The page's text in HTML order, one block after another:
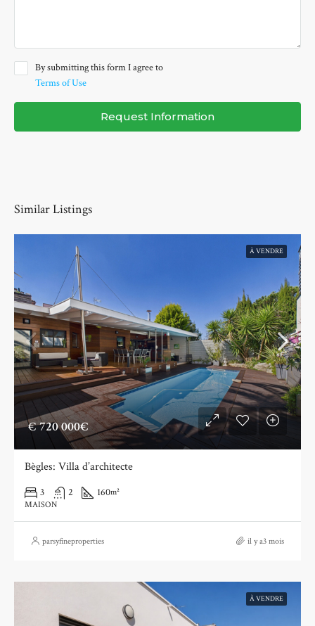
By submitting this form I agree to
Terms of Use
Request Information
Similar Listings
À VENDRE
€720 000€
Bègles: Villa d’architecte
3 2 160m²
MAISON
parsyfineproperties il y a3 mois
À VENDRE